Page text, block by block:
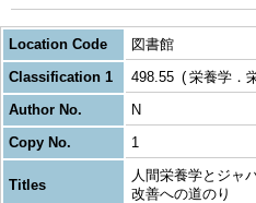
Location Code
図書館
Classification 1
498.55
栄養学．
Author No.
N
Copy No.
1
Titles
人間栄養学とジャ
改善への道のり